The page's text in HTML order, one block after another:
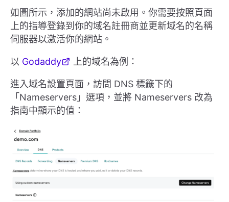
如圖所示，添加的網站尚未啟用。你需要按照頁面
上的指導登錄到你的域名註冊商並更新域名的名稱
伺服器以激活你的網站。
以 Godaddy 上的域名為例：
進入域名設置頁面，訪問 DNS 標籤下的
「Nameservers」選項，並將 Nameservers 改為
指南中顯示的值：